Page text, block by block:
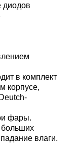
диодов
в комплект
корпусе,
фары.
больших
влаги.